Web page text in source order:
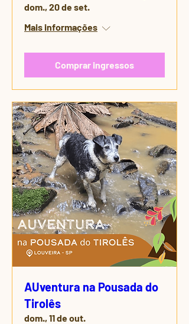
dom., 20 de set.
Mais informações
Comprar ingressos
AUventura na Pousada do
Tirolês
dom., 11 de out.